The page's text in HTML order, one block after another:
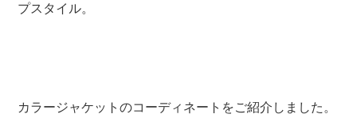
プスタイル。
カラージャケットのコーディネートをご紹介しました。